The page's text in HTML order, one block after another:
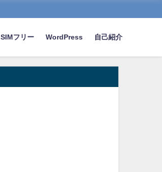
SIMフリー WordPress 自己紹介